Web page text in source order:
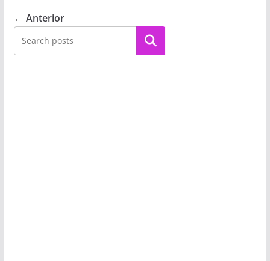
← Anterior
Buscar